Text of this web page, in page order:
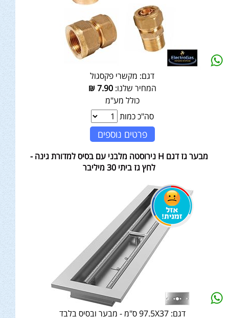
דגם: מקשרי פקסגול
המחיר שלנו:7.90
₪
כולל מע"מ
סה"כ כמות
פרטים נוספים
מבער גז דגם H נירוסטה מלבני עם בסיס למדורת גינה -
לחץ גז ביתי 30 מיליבר
דגם: 97.5X37 ס"מ - מבער ובסיס בלבד